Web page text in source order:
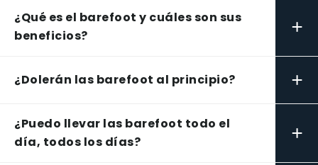
¿Qué es el barefoot y cuáles son sus
beneficios?
+
¿Dolerán las barefoot al principio? +
¿Puedo llevar las barefoot todo el
día, todos los días?
+